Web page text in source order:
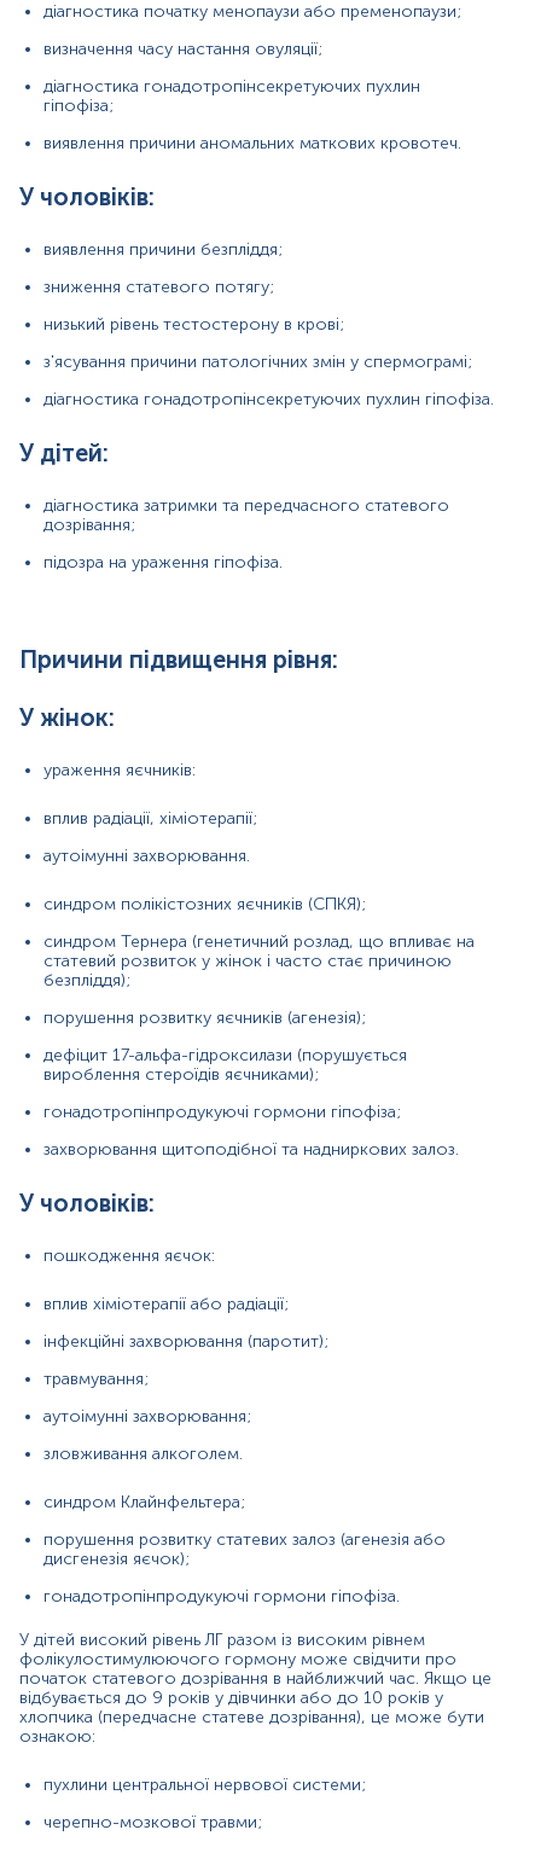
Причини підвищення рівня:
У жінок:
ураження яєчників:
вплив радіації, хіміотерапії;
аутоімунні захворювання.
синдром полікістозних яєчників (СПКЯ);
впливає на статевий розвиток у жінок і часто
стає причиною безпліддя);
порушення розвитку яєчників (агенезія);
дефіцит 17-альфа-гідроксилази (порушується
гонадотропінпродукуючі гормони гіпофіза;
захворювання щитоподібної та надниркових
залоз.
У чоловіків:
травмування;
аутоімунні захворювання;
дисгенезія яєчок);
гонадотропінпродукуючі гормони гіпофіза.
У дітей високий рівень ЛГ разом із високим рівнем
фолікулостимулюючого гормону може свідчити про
початок статевого дозрівання в найближчий час. Якщо
це відбувається до 9 років у дівчинки або до 10 років у
хлопчика (передчасне статеве дозрівання), це може
запальних захворювань мозку (менінгіт,
У жінок і чоловіків:
ураження гіпофіза або гіпоталамуса
(гіперпролактинемія, гіпопітуїтаризм);
розлади харчової поведінки.
У дітей може означати затримку статевого дозрівання,
ураження яєчок або яєчників;
синдром Тернера у дівчат;
синдром Клайнфельтера у хлопчиків;
дефіцит гормонів;
розлад харчової поведінки.
Норма лютеїнізуючого гормонув чоловіків становить
0,8-7,6 мМО/мл, натомість у жінок залежить від фази
мМО/мл, середина циклу - 17,0-77,0 мМО/мл,
діагностика початку менопаузи або пременопаузи;
визначення часу настання овуляції;
діагностика гонадотропінсекретуючих пухлин
гіпофіза;
виявлення причини аномальних маткових кровотеч.
У чоловіків:
виявлення причини безпліддя;
зниження статевого потягу;
низький рівень тестостерону в крові;
з'ясування причини патологічних змін у спермограмі;
діагностика гонадотропінсекретуючих пухлин гіпофіза.
У дітей:
діагностика затримки та передчасного статевого
дозрівання;
підозра на ураження гіпофіза.
Причини підвищення рівня:
У жінок:
ураження яєчників:
вплив радіації, хіміотерапії;
аутоімунні захворювання.
синдром полікістозних яєчників (СПКЯ);
синдром Тернера (генетичний розлад, що впливає на
статевий розвиток у жінок і часто стає причиною
безпліддя);
порушення розвитку яєчників (агенезія);
дефіцит 17-альфа-гідроксилази (порушується
вироблення стероїдів яєчниками);
гонадотропінпродукуючі гормони гіпофіза;
захворювання щитоподібної та надниркових залоз.
У чоловіків:
пошкодження яєчок:
вплив хіміотерапії або радіації;
інфекційні захворювання (паротит);
травмування;
аутоімунні захворювання;
зловживання алкоголем.
синдром Клайнфельтера;
порушення розвитку статевих залоз (агенезія або
дисгенезія яєчок);
гонадотропінпродукуючі гормони гіпофіза.
У дітей високий рівень ЛГ разом із високим рівнем
фолікулостимулюючого гормону може свідчити про
початок статевого дозрівання в найближчий час. Якщо це
відбувається до 9 років у дівчинки або до 10 років у
хлопчика (передчасне статеве дозрівання), це може бути
ознакою:
пухлини центральної нервової системи;
черепно-мозкової травми;